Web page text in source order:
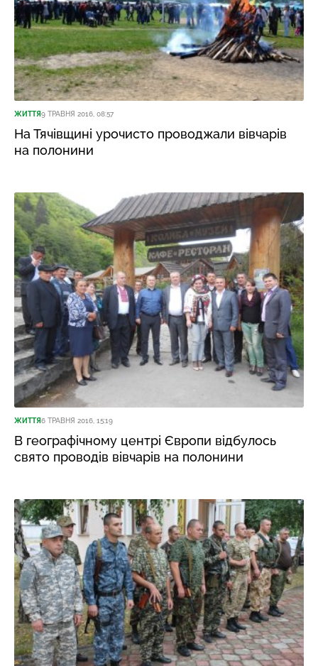
ЖИТТЯ9 ТРАВНЯ 2016, 08:57
На Тячівщині урочисто проводжали вівчарів
на полонини
ЖИТТЯ6 ТРАВНЯ 2016, 15:19
В географічному центрі Європи відбулось
свято проводів вівчарів на полонини